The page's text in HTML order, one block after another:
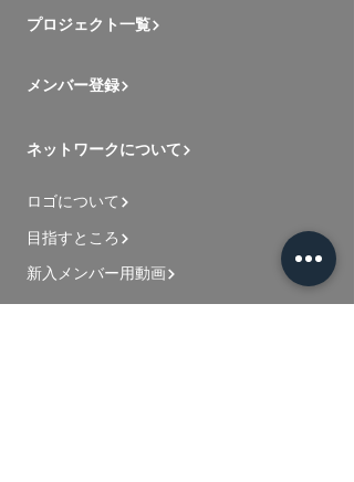
プロジェクト一覧
メンバー登録
ネットワークについて
ロゴについて
目指すところ
新入メンバー用動画